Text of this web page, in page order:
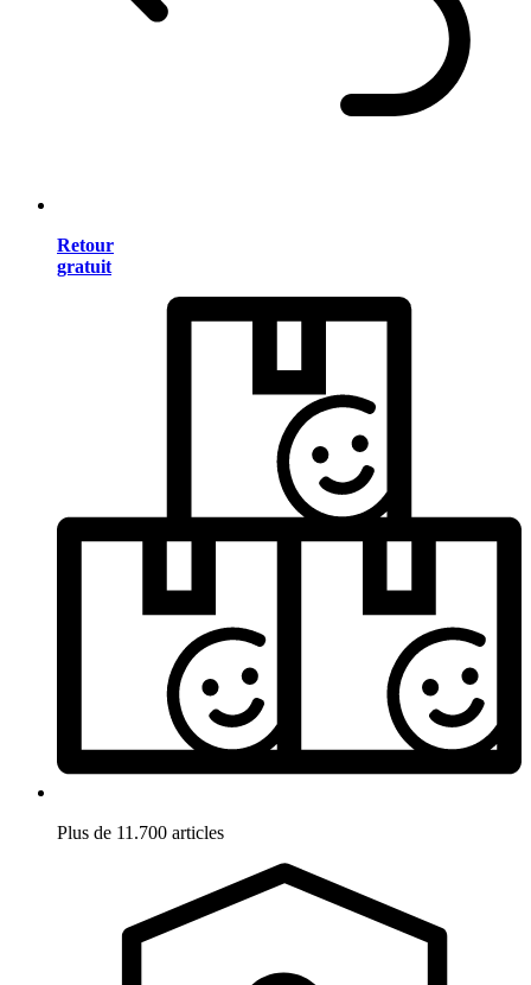
Retour
gratuit
Plus de 11.700 articles